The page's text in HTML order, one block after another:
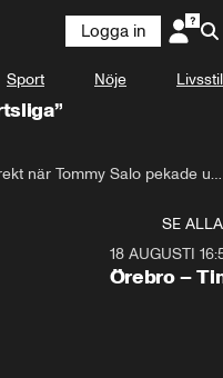
Logga in
Sport Nöje Livsstil
när Tommy Salo pekade ut
sig.
sportsliga, säger Kruse.
SE ALLA
Plus
18 AUGUSTI
Örebro –